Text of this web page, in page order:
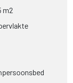
m2